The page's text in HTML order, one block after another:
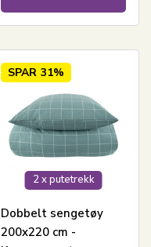
2 x putetrekk
SPAR 31%
Dobbelt sengetøy
200x220 cm -